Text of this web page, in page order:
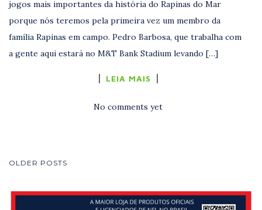
jogos mais importantes da história do Rapinas do Mar
porque nós teremos pela primeira vez um membro da
família Rapinas em campo. Pedro Barbosa, que trabalha com
a gente aqui estará no M&T Bank Stadium levando […]
LEIA MAIS
No comments yet
NAVEGAÇÃO
POSTS
OLDER POSTS